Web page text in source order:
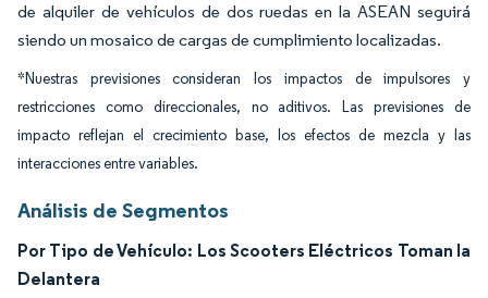
de alquiler de vehículos de dos ruedas en la ASEAN seguirá
siendo un mosaico de cargas de cumplimiento localizadas.
*Nuestras previsiones consideran los impactos de impulsores y
restricciones como direccionales, no aditivos. Las previsiones de
impacto reflejan el crecimiento base, los efectos de mezcla y las
interacciones entre variables.
Análisis de Segmentos
Por Tipo de Vehículo: Los Scooters Eléctricos Toman la
Delantera